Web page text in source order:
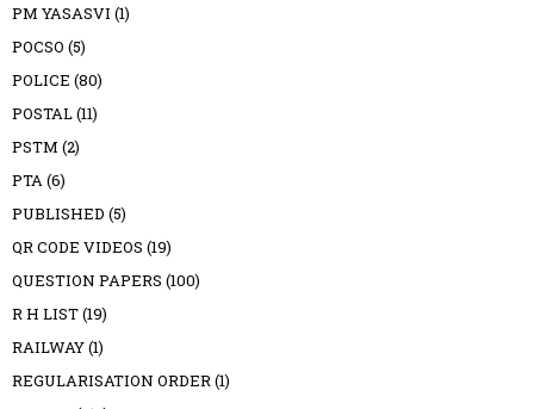
PM YASASVI (1)
POCSO (5)
POLICE (80)
POSTAL(11)
PSTM (2)
PTA(6)
PUBLISHED (5)
QR CODE VIDEOS (19)
QUESTION PAPERS (100)
R H LIST(19)
RAILWAY(1)
REGULARISATION ORDER(1)